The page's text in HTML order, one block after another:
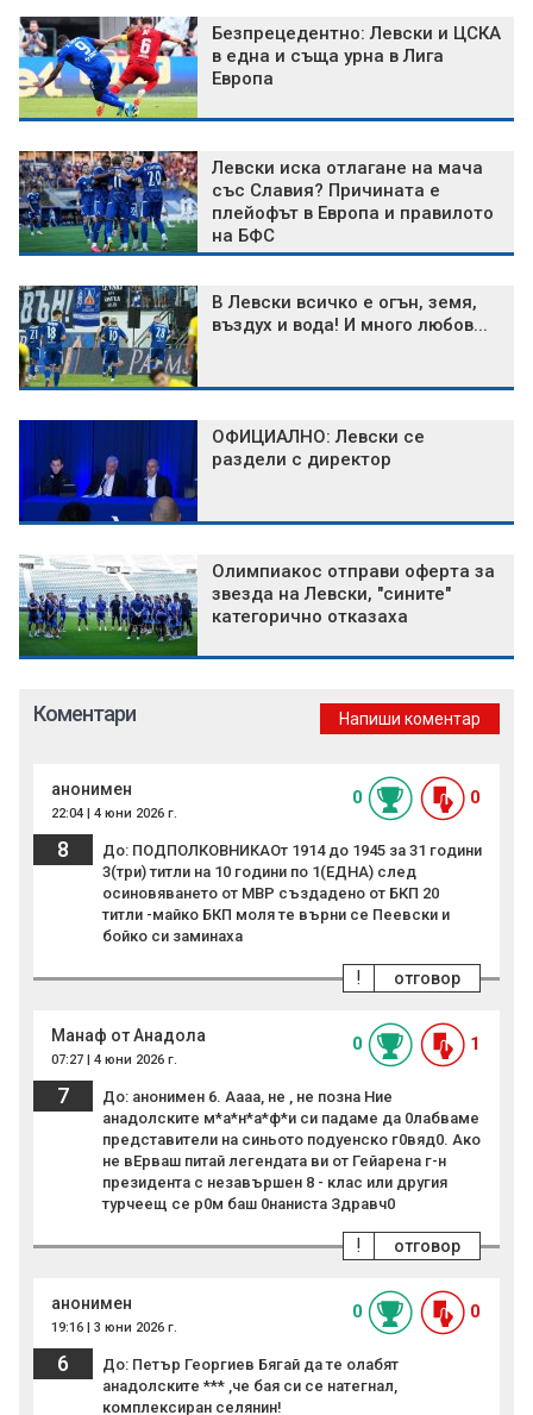
Безпрецедентно: Левски и ЦСКА
в една и съща урна в Лига
Европа
Левски иска отлагане на мача
със Славия? Причината е
плейофът в Европа и правилото
на БФС
В Левски всичко е огън, земя,
въздух и вода! И много любов...
ОФИЦИАЛНО: Левски се
раздели с директор
Олимпиакос отправи оферта за
звезда на Левски, "сините"
категорично отказаха
Коментари Напиши коментар
анонимен
22:04 | 4 юни 2026 г.
0 0
8
До: ПОДПОЛКОВНИКАОт 1914 до 1945 за 31 години
3(три) титли на 10 години по 1(ЕДНА) след
осиновяването от МВР създадено от БКП 20
титли -майко БКП моля те върни се Пеевски и
бойко си заминаха
отговор
!
Манаф от Анадола
07:27 | 4 юни 2026 г.
0 1
7
До: анонимен 6. Аааа, не , не позна Ние
анадолските м*а*н*а*ф*и си падаме да 0лабваме
представители на синьото подуенско г0вяд0. Ако
не вЕрваш питай легендата ви от Гейарена г-н
президента с незавършен 8 - клас или другия
турчеещ се р0м баш 0наниста Здравч0
отговор
!
анонимен
19:16 | 3 юни 2026 г.
0 0
6
До: Петър Георгиев Бягай да те олабят
анадолските *** ,че бая си се натегнал,
комплексиран селянин!